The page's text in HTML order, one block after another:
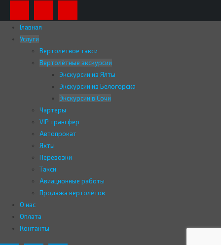
Главная
Услуги
Вертолетное такси
Вертолётные экскурсии
Экскурсии из Ялты
Экскурсии из Белогорска
Экскурсии в Сочи
Чартеры
VIP трансфер
Автопрокат
Яхты
Перевозки
Такси
Авиационные работы
Продажа вертолётов
О нас
Оплата
Контакты